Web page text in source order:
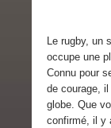
Le rugby, un
occupe une
Connu pour
de courage,
globe. Que
confirmé, il y